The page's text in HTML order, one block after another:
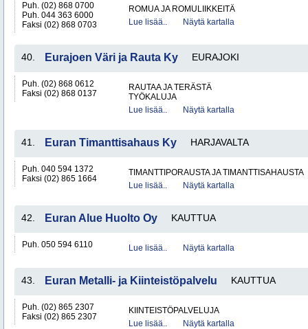
Puh. (02) 868 0700
Puh. 044 363 6000
Faksi (02) 868 0703
ROMUA JA ROMULIIKKEITÄ
Lue lisää..
Näytä kartalla
40. Eurajoen Väri ja Rauta Ky EURAJOKI
Puh. (02) 868 0612
Faksi (02) 868 0137
RAUTAA JA TERÄSTÄ
TYÖKALUJA
Lue lisää..
Näytä kartalla
41. Euran Timanttisahaus Ky HARJAVALTA
Puh. 040 594 1372
Faksi (02) 865 1664
TIMANTTIPORAUSTA JA TIMANTTISAHAUSTA
Lue lisää..
Näytä kartalla
42. Euran Alue Huolto Oy KAUTTUA
Puh. 050 594 6110 Lue lisää.. Näytä kartalla
43. Euran Metalli- ja Kiinteistöpalvelu KAUTTUA
Puh. (02) 865 2307
Faksi (02) 865 2307
KIINTEISTÖPALVELUJA
Lue lisää..
Näytä kartalla